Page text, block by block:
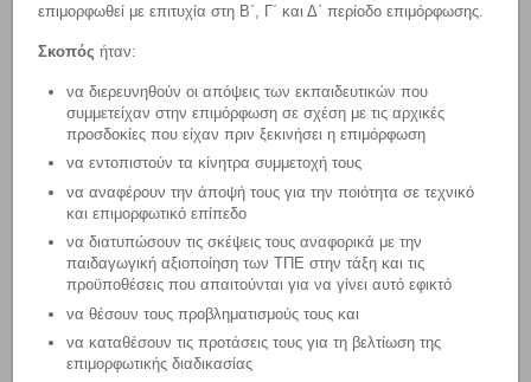
επιμορφωθεί με επιτυχία στη Β΄, Γ΄ και Δ΄ περίοδο επιμόρφωσης.
Σκοπός ήταν:
να διερευνηθούν οι απόψεις των εκπαιδευτικών που
συμμετείχαν στην επιμόρφωση σε σχέση με τις αρχικές
προσδοκίες που είχαν πριν ξεκινήσει η επιμόρφωση
να εντοπιστούν τα κίνητρα συμμετοχή τους
να αναφέρουν την άποψή τους για την ποιότητα σε τεχνικό
και επιμορφωτικό επίπεδο
να διατυπώσουν τις σκέψεις τους αναφορικά με την
παιδαγωγική αξιοποίηση των ΤΠΕ στην τάξη και τις
προϋποθέσεις που απαιτούνται για να γίνει αυτό εφικτό
να θέσουν τους προβληματισμούς τους και
να καταθέσουν τις προτάσεις τους για τη βελτίωση της
επιμορφωτικής διαδικασίας